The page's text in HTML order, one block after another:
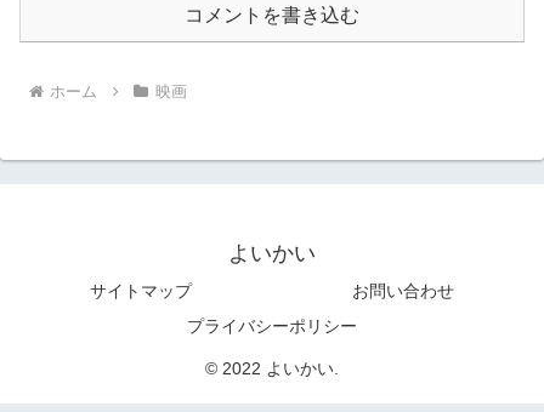
コメントを書き込む
ホーム 映画
よいかい
サイトマップ
お問い合わせ
プライバシーポリシー
© 2022 よいかい.